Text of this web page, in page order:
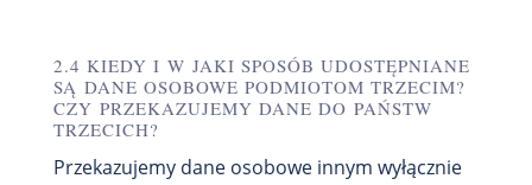
2.4 KIEDY I W JAKI SPOSÓB UDOSTĘPNIANE
SĄ DANE OSOBOWE PODMIOTOM TRZECIM?
CZY PRZEKAZUJEMY DANE DO PAŃSTW
TRZECICH?
Przekazujemy dane osobowe innym wyłącznie